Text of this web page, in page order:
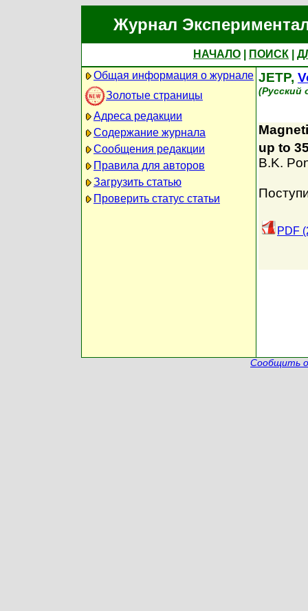
Журнал
НАЧАЛО ПОИСК
Общая информация о журнале
Золотые страницы
Адреса редакции
Содержание журнала
Сообщения редакции
Правила для авторов
Загрузить статью
Проверить статус статьи
JETP,
up to
B.K.
PDF
Сообщить о